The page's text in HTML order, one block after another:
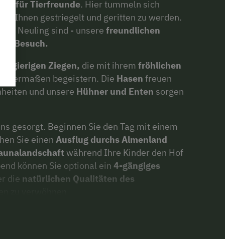
für Tierfreunde. Hier tummeln sich
Ihnen gestriegelt und geritten zu werden.
Neuling sind - unsere freundlichen
Besuch.
neugierigen Ziegen, die mit ihrem fröhlichen
begeistern. Die Hasen freuen
und unsere Hühner und Enten sorgen
gesorgt. Beginnen Sie den Tag mit einem
Sie einen Ausflug durchs Almenland
während Ihre Kinder den Hof
können Sie optional ein 4-gängiges
die natürlichen Qualitäten des
am Braunhof der Familie Spreitzhofer!"